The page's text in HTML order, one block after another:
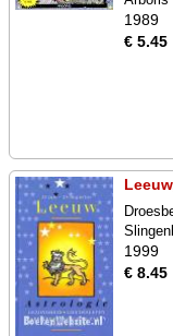
1989
€ 5.45
1999
€ 8.45